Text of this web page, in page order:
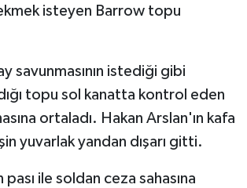
isteyen Barrow topu
savunmasının istediği gibi
topu sol kanatta kontrol eden
ortaladı. Hakan Arslan'ın kafa
yuvarlak yandan dışarı gitti.
ile soldan ceza sahasına